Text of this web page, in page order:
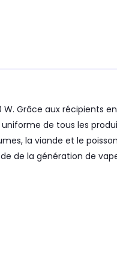
Grâce aux récipients
de tous les
la viande et le
de la génération de